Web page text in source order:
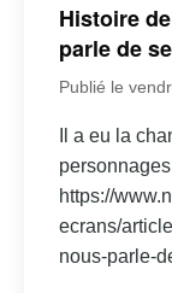
Histoire
parle de
Publié le
Il a eu la
https://
ecrans/
nous-parle-